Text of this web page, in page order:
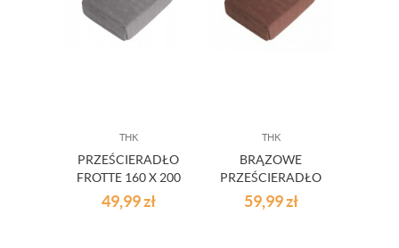
THK
PRZEŚCIERADŁO
FROTTE 160 X 200
CM
49,99zł
THK
BRĄZOWE
PRZEŚCIERADŁO
FROTTE Z GUMKĄ
220X200 CM
59,99zł